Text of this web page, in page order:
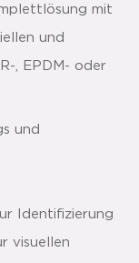
mit
und
, EPDM- oder
und
Identifizierung
visuellen